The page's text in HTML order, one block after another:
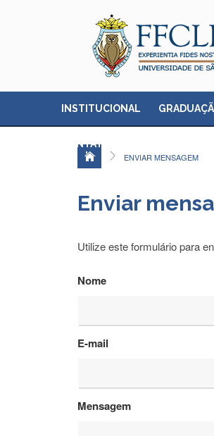
INSTITUCIONAL
CONTATO
ENVIAR MENSAGEM
Enviar
Utilize este formulário para
Nome
E-mail
Mensagem